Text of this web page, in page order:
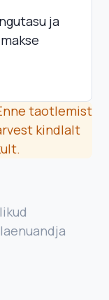
ja
taotlemist
kindlalt